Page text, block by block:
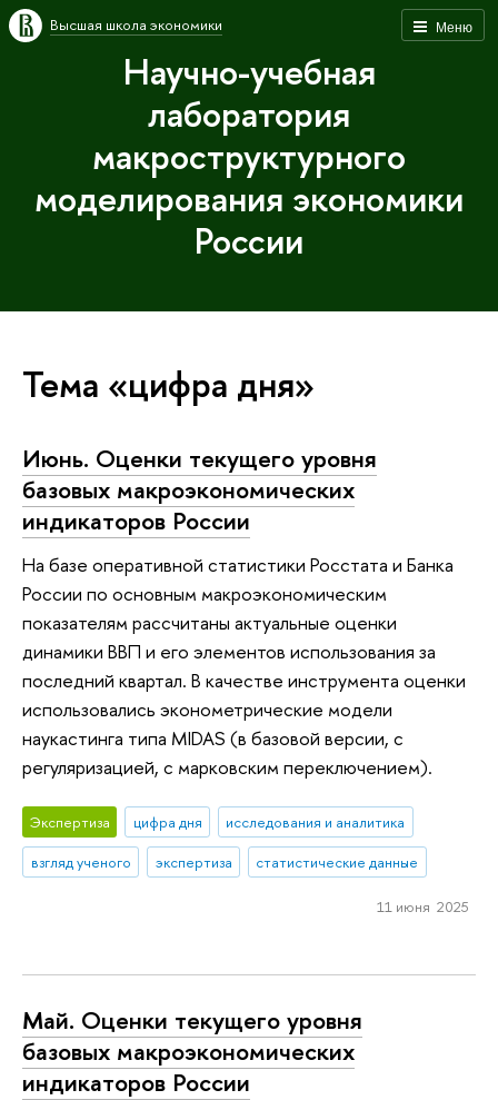
Меню
Высшая школа экономики
Научно-учебная
лаборатория
макроструктурного
моделирования экономики
России
Тема «цифра дня»
Июнь. Оценки текущего уровня
базовых макроэкономических
индикаторов России
На базе оперативной статистики Росстата и Банка
России по основным макроэкономическим
показателям рассчитаны актуальные оценки
динамики ВВП и его элементов использования за
последний квартал. В качестве инструмента оценки
использовались эконометрические модели
наукастинга типа MIDAS (в базовой версии, с
регуляризацией, с марковским переключением).
Экспертиза цифра дня
исследования и аналитика
взгляд ученого
экспертиза статистические данные
11 июня 2025
Май. Оценки текущего уровня
базовых макроэкономических
индикаторов России